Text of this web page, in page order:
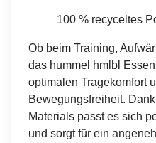
100 % recyceltes
Ob beim Training,
das hummel hmlbl
optimalen Tragekomfort
Bewegungsfreiheit.
Materials passt es sich
und sorgt für ein